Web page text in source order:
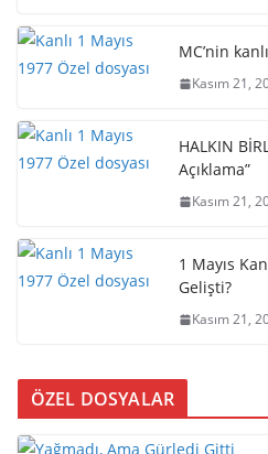
MC’nin
Kasım 21,
HALKIN
Açıklama”
Kasım 21,
1 Mayıs
Gelişti?
Kasım 21,
ÖZEL DOSYALAR